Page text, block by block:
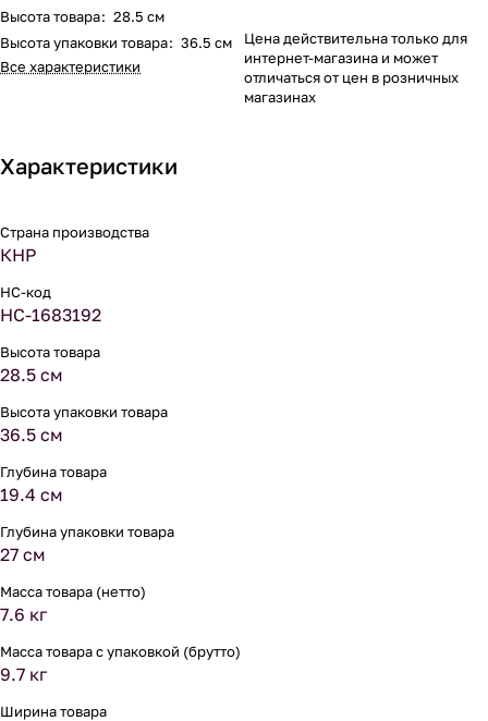
Высота товара: 28.5 см
Высота упаковки товара: 36.5 см
Все характеристики
Цена действительна только для
интернет-магазина и может
отличаться от цен в розничных
магазинах
Характеристики
Страна производства
КНР
НС-код
НС-1683192
Высота товара
28.5 см
Высота упаковки товара
36.5 см
Глубина товара
19.4 см
Глубина упаковки товара
27 см
Масса товара (нетто)
7.6 кг
Масса товара с упаковкой (брутто)
9.7 кг
Ширина товара